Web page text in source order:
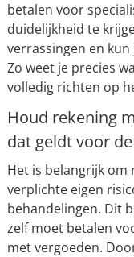
betalen voor
duidelijkheid te
verrassingen en
Zo weet je precies
volledig richten op
Houd rekening
dat geldt voor
Het is belangrijk
verplichte eigen
behandelingen. Dit
zelf moet betalen
met vergoeden.